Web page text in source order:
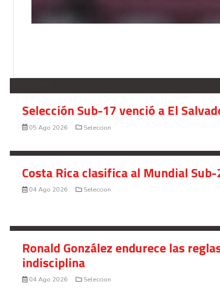
Selección Sub-17 venció a El
05 Ago 2026 Seleccion
Costa Rica clasifica al Mundial
04 Ago 2026 Seleccion
Ronald González endurece las
indisciplina
04 Ago 2026 Seleccion